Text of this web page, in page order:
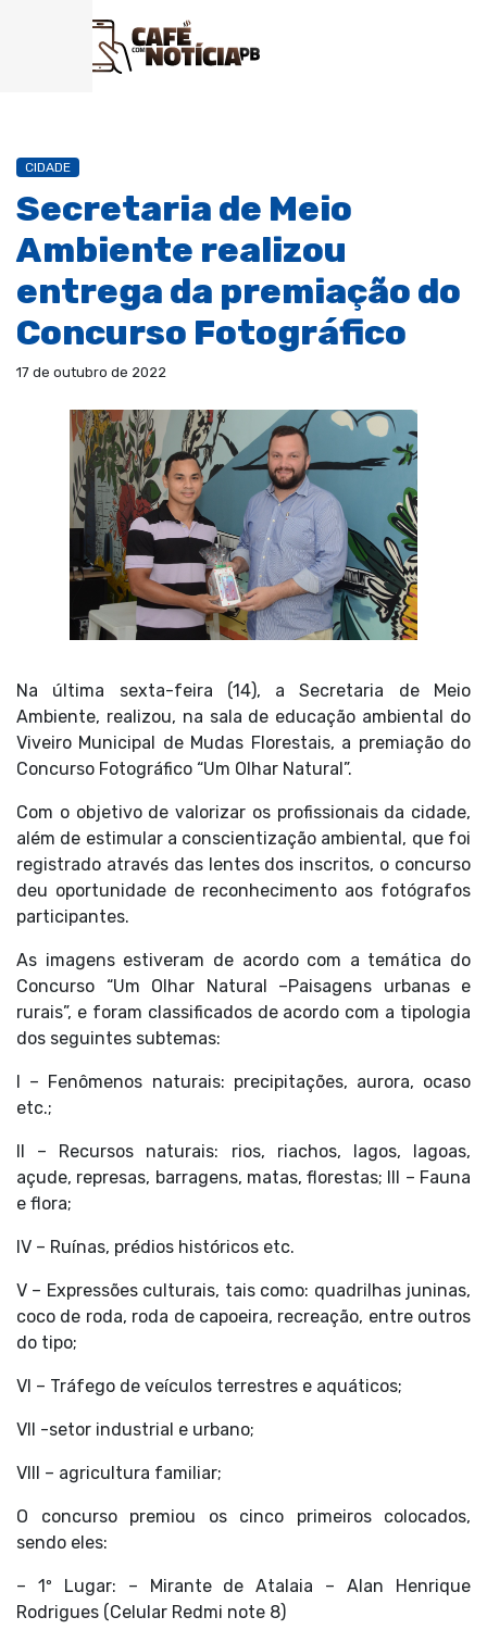
CIDADE
Secretaria de Meio
Ambiente realizou
entrega da premiação do
Concurso Fotográfico
17 de outubro de 2022
Na última sexta-feira (14), a Secretaria de Meio
Ambiente, realizou, na sala de educação ambiental do
Viveiro Municipal de Mudas Florestais, a premiação do
Concurso Fotográfico “Um Olhar Natural”.
Com o objetivo de valorizar os profissionais da cidade,
além de estimular a conscientização ambiental, que foi
registrado através das lentes dos inscritos, o concurso
deu oportunidade de reconhecimento aos fotógrafos
participantes.
As imagens estiveram de acordo com a temática do
Concurso “Um Olhar Natural –Paisagens urbanas e
rurais”, e foram classificados de acordo com a tipologia
dos seguintes subtemas:
I – Fenômenos naturais: precipitações, aurora, ocaso
etc.;
II – Recursos naturais: rios, riachos, lagos, lagoas,
açude, represas, barragens, matas, florestas; III – Fauna
e flora;
IV – Ruínas, prédios históricos etc.
V – Expressões culturais, tais como: quadrilhas juninas,
coco de roda, roda de capoeira, recreação, entre outros
do tipo;
VI – Tráfego de veículos terrestres e aquáticos;
VII -setor industrial e urbano;
VIII – agricultura familiar;
O concurso premiou os cinco primeiros colocados,
sendo eles:
– 1º Lugar: – Mirante de Atalaia – Alan Henrique
Rodrigues (Celular Redmi note 8)